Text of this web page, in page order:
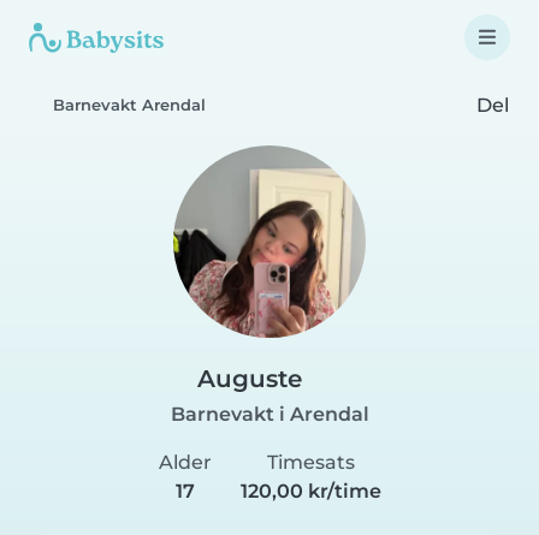
Barnevakt Arendal Del
Auguste
Barnevakt i Arendal
Alder
17
Timesats
120,00 kr/time